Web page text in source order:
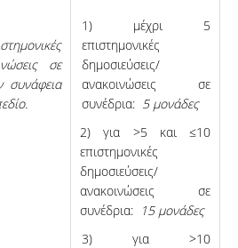
σε
συνάφεια
1) μέχρι 5
επιστημονικές
δημοσιεύσεις/
ανακοινώσεις σε
συνέδρια: 5 μονάδες
2) για >5 και ≤10
επιστημονικές
δημοσιεύσεις/
ανακοινώσεις σε
συνέδρια: 15 μονάδες
3) για >10